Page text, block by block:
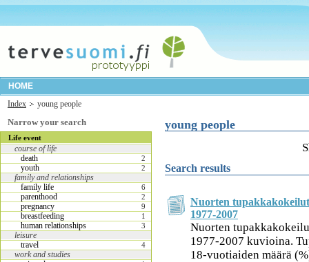
HOME
Index
young people
Narrow your search
Life event
course of life
death
2
youth 2
family and relationships
family life
6
parenthood 2
pregnancy 9
breastfeeding 1
human relationships 3
leisure
travel
4
work and studies
young people
Search results
Nuorten
1977-2007
Nuorten
1977-2007 kuvioina.
18-vuotiaiden määrä